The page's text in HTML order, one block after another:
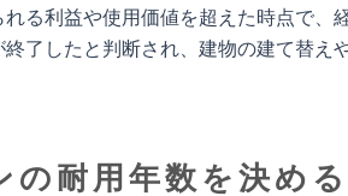
る利益や使用価値を超えた時点で
了したと判断され、建物の建て替え
の耐用年数を決め